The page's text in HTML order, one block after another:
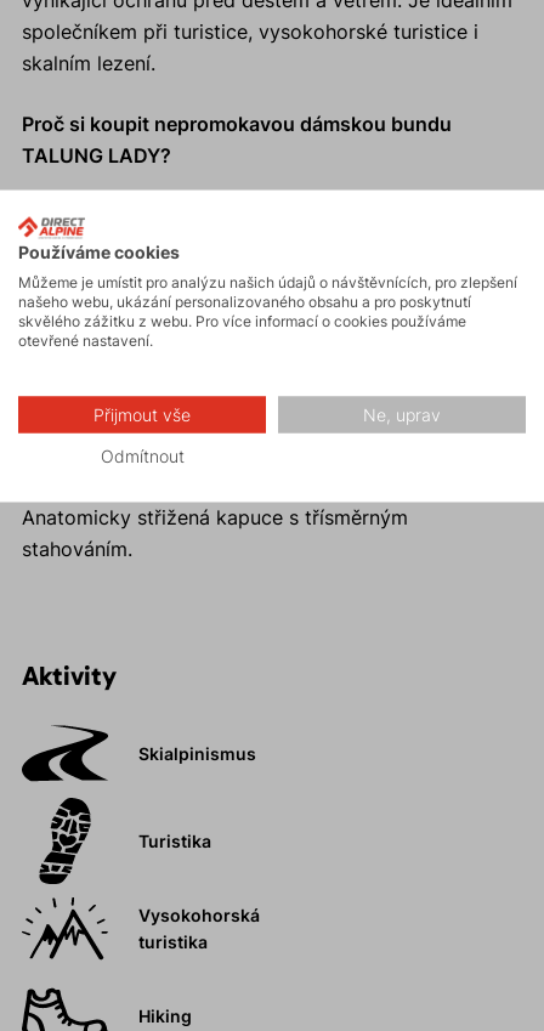
společníkem při turistice, vysokohorské turistice i
skalním lezení.
Proč si koupit nepromokavou dámskou bundu
TALUNG LADY?
ženám.
Dermizax prodyšná nepromokavá hardshellová
bunda.
Jednoruční stahování spodního okraje.
Hrudní kapsa na levé straně.
Vysoký límec na ochranu brady a krku při nepřízni
Anatomicky střižená kapuce s třísměrným
stahováním.
Aktivity
Skialpinismus
Turistika
Vysokohorská
turistika
Hiking
Používáme cookies
Můžeme je umístit pro analýzu našich údajů o návštěvnících, pro zlepšení
našeho webu, ukázání personalizovaného obsahu a pro poskytnutí
skvělého zážitku z webu. Pro více informací o cookies používáme
otevřené nastavení.
Přijmout vše Ne, uprav
Odmítnout